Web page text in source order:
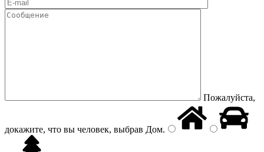
Пожалуйста,
докажите, что вы человек, выбрав Дом.